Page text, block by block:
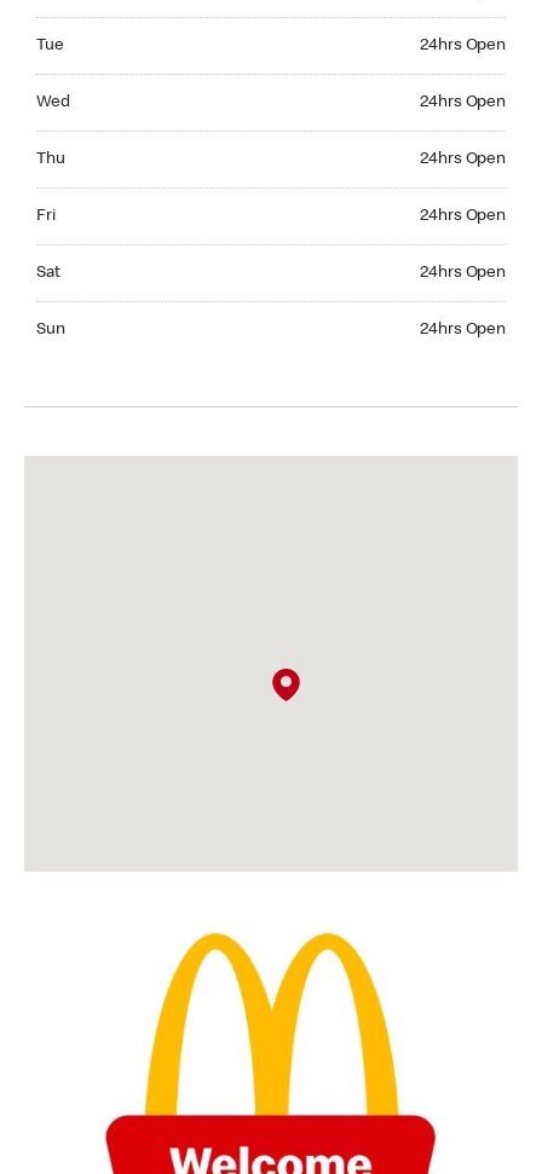
Tue 24hrs Open
Wed 24hrs Open
Thu 24hrs Open
Fri 24hrs Open
Sat 24hrs Open
Sun 24hrs Open